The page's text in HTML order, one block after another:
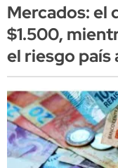
Mercados: el
$1.500,
el riesgo país